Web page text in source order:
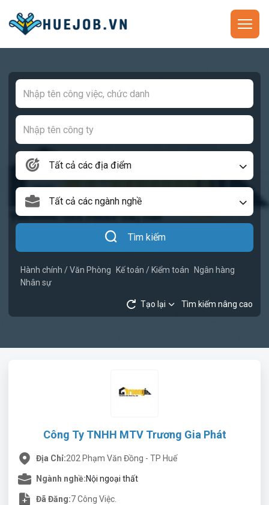
Tất cả các địa điểm
Tất cả các ngành nghề
Tìm kiếm
Hành chính / Văn Phòng Kế toán / Kiểm toán
Ngân hàng
Nhân sự
Tạo lại Tìm kiếm nâng cao
Công Ty TNHH MTV Trương Gia Phát
Địa Chỉ:202 Phạm Văn Đồng - TP Huế
Ngành nghề:Nội ngoại thất
Đã Đăng:7 Công Việc.